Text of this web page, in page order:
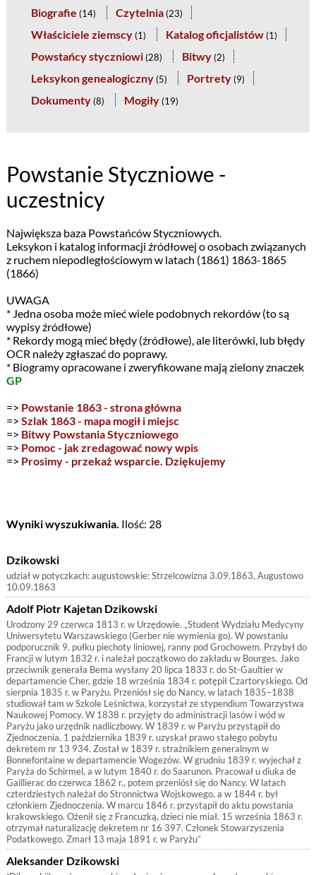
Biografie (14) Czytelnia (23)
Właściciele ziemscy (1) Katalog oficjalistów (1)
Powstańcy styczniowi (28) Bitwy (2)
Leksykon genealogiczny (5) Portrety (9)
Dokumenty (8) Mogiły (19)
Powstanie Styczniowe -
uczestnicy
Największa baza Powstańców Styczniowych.
Leksykon i katalog informacji źródłowej o osobach związanych
z ruchem niepodległościowym w latach (1861) 1863-1865
(1866)
UWAGA
* Jedna osoba może mieć wiele podobnych rekordów (to są
wypisy źródłowe)
* Rekordy mogą mieć błędy (źródłowe), ale literówki, lub błędy
OCR należy zgłaszać do poprawy.
* Biogramy opracowane i zweryfikowane mają zielony znaczek
GP
=> Powstanie 1863 - strona główna
=> Szlak 1863 - mapa mogił i miejsc
=> Bitwy Powstania Styczniowego
=> Pomoc - jak zredagować nowy wpis
=> Prosimy - przekaż wsparcie. Dziękujemy
Wyniki wyszukiwania. Ilość: 28
Dzikowski
udział w potyczkach: augustowskie: Strzelcowizna 3.09.1863, Augustowo
10.09.1863
Adolf Piotr Kajetan Dzikowski
Urodzony 29 czerwca 1813 r. w Urzędowie. „Student Wydziału Medycyny
Uniwersytetu Warszawskiego (Gerber nie wymienia go). W powstaniu
podporucznik 9. pułku piechoty liniowej, ranny pod Grochowem. Przybył do
Francji w lutym 1832 r. i należał początkowo do zakładu w Bourges. Jako
przeciwnik generała Bema wysłany 20 lipca 1833 r. do St-Gaultier w
departamencie Cher, gdzie 18 września 1834 r. potępił Czartoryskiego. Od
sierpnia 1835 r. w Paryżu. Przeniósł się do Nancy, w latach 1835–1838
studiował tam w Szkole Leśnictwa, korzystał ze stypendium Towarzystwa
Naukowej Pomocy. W 1838 r. przyjęty do administracji lasów i wód w
Paryżu jako urzędnik nadliczbowy. W 1839 r. w Paryżu przystąpił do
Zjednoczenia. 1 października 1839 r. uzyskał prawo stałego pobytu
dekretem nr 13 934. Został w 1839 r. strażnikiem generalnym w
Bonnefontaine w departamencie Wogezów. W grudniu 1839 r. wyjechał z
Paryża do Schirmel, a w lutym 1840 r. do Saarunon. Pracował u diuka de
Gaillierac do czerwca 1862 r., potem przeniósł się do Nancy. W latach
czterdziestych należał do Stronnictwa Wojskowego, a w 1844 r. był
członkiem Zjednoczenia. W marcu 1846 r. przystąpił do aktu powstania
krakowskiego. Ożenił się z Francuzką, dzieci nie miał. 15 września 1863 r.
otrzymał naturalizację dekretem nr 16 397. Członek Stowarzyszenia
Podatkowego. Zmarł 13 maja 1891 r. w Paryżu”
Aleksander Dzikowski